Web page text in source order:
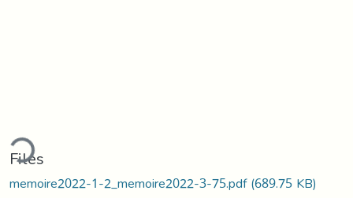
Files
memoire2022-1-2_memoire2022-3-75.pdf(689.75 KB)